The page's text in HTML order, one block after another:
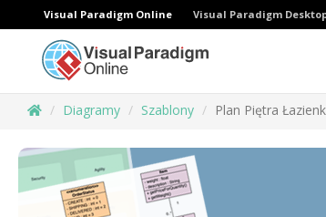
Visual Paradigm Online Visual Paradigm
Diagramy Szablony Plan Piętra